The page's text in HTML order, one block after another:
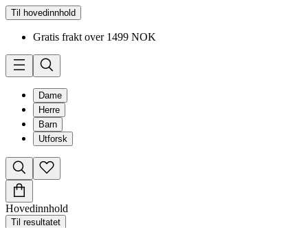
Til hovedinnhold
Gratis frakt over 1499 NOK
Dame
Herre
Barn
Utforsk
Hovedinnhold
Til resultatet